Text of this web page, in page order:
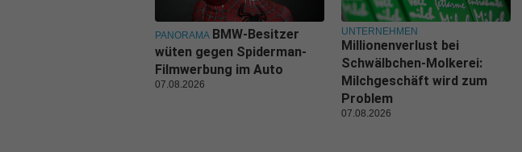
PANORAMA BMW-Besitzer
wüten gegen Spiderman-
Filmwerbung im Auto
07.08.2026
UNTERNEHMEN
Millionenverlust bei
Schwälbchen-Molkerei:
Milchgeschäft wird zum
Problem
07.08.2026